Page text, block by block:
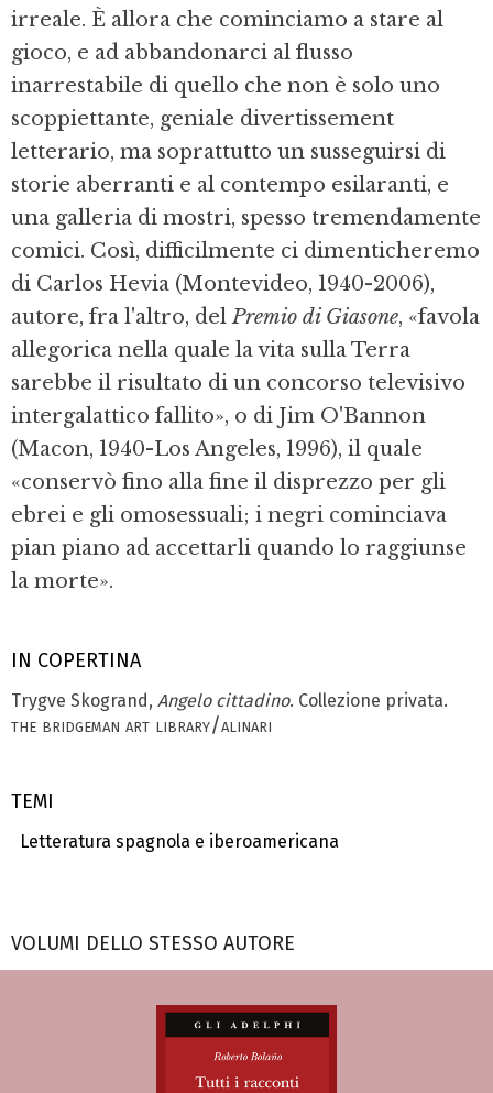
IN COPERTINA
Trygve Skogrand, Angelo cittadino. Collezione privata.
the bridgeman art library/alinari
TEMI
Letteratura spagnola e iberoamericana
irreale. È allora che cominciamo a stare al
gioco, e ad abbandonarci al flusso
inarrestabile di quello che non è solo uno
scoppiettante, geniale divertissement
letterario, ma soprattutto un susseguirsi di
storie aberranti e al contempo esilaranti, e
una galleria di mostri, spesso tremendamente
comici. Così, difficilmente ci dimenticheremo
di Carlos Hevia (Mon­tevideo, 1940-2006),
autore, fra l'al­tro, delPremio di Giasone, «favola
allegorica nella quale la vita sulla Terra
sarebbe il risultato di un concorso televisivo
intergalattico fallito», o di Jim O'Bannon
(Macon, 1940-Los Angeles, 1996), il quale
«conser­vò fino alla fine il disprezzo per gli
ebrei e gli omosessuali; i negri cominciava
pian piano ad accettarli quando lo raggiunse
la morte».
VOLUMI DELLO STESSO AUTORE